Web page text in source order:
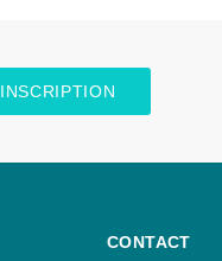
INSCRIPTION
CONTACT